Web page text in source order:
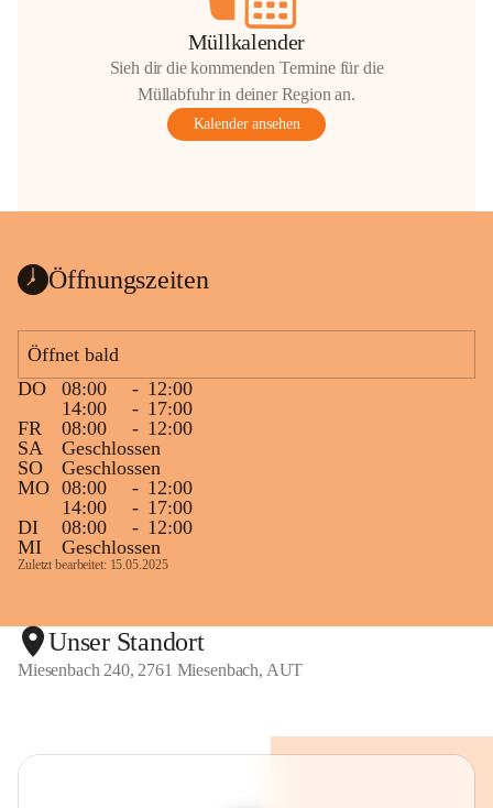
Müllkalender
Sieh dir die kommenden Termine für die
Müllabfuhr in deiner Region an.
Kalender ansehen
Öffnungszeiten
Öffnet bald
DO
08:00 - 12:00
14:00
- 17:00
FR
08:00 - 12:00
SA
Geschlossen
SO
Geschlossen
MO 08:00 - 12:00
14:00
- 17:00
DI
08:00 - 12:00
MI
Geschlossen
Zuletzt bearbeitet: 15.05.2025
Unser Standort
Miesenbach 240, 2761 Miesenbach, AUT